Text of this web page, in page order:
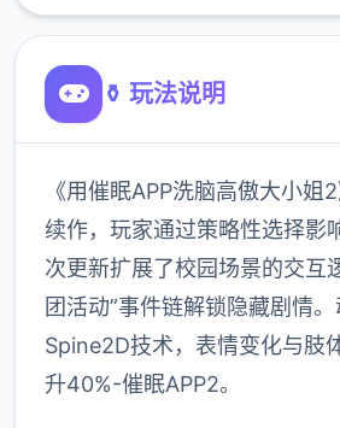
⚱️ 玩法说明
《用催眠APP洗脑高傲大小姐
续作，玩家通过策略性选择影
次更新扩展了校园场景的交互
团活动”事件链解锁隐藏剧情
Spine2D技术，表情变化与肢
升40%-催眠APP2。